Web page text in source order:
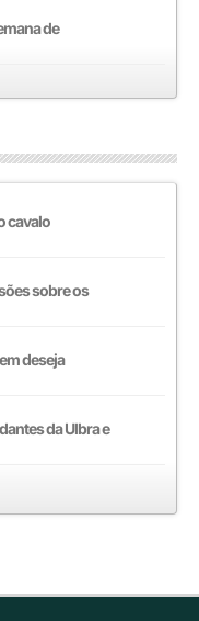
de
cavalo
sobre os
deseja
da Ulbra e